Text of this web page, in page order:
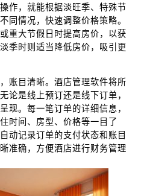
作，就能根据淡旺季、特殊节
同情况，快速调整价格策略。
重大节假日时提高房价，以获
季时则适当降低房价，吸引更
账目清晰。酒店管理软件将所
论是线上预订还是线下订单，
现。每一笔订单的详细信息，
时间、房型、价格等一目了
动记录订单的支付状态和账目
准确，方便酒店进行财务管理